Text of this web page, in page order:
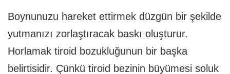
Boynunuzu hareket ettirmek düzgün bir şekilde
yutmanızı zorlaştıracak baskı oluşturur.
Horlamak tiroid bozukluğunun bir başka
belirtisidir. Çünkü tiroid bezinin büyümesi soluk